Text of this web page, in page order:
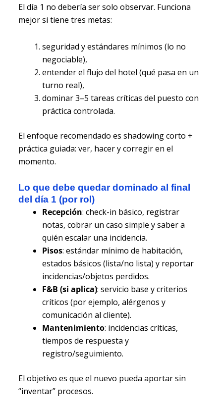
El día 1 no debería ser solo observar. Funciona
mejor si tiene tres metas:
seguridad y estándares mínimos (lo no
negociable),
entender el flujo del hotel (qué pasa en un
turno real),
dominar 3–5 tareas críticas del puesto con
práctica controlada.
El enfoque recomendado es shadowing corto +
práctica guiada: ver, hacer y corregir en el
momento.
Lo que debe quedar dominado al final
del día 1 (por rol)
Recepción: check-in básico, registrar
notas, cobrar un caso simple y saber a
quién escalar una incidencia.
Pisos: estándar mínimo de habitación,
estados básicos (lista/no lista) y reportar
incidencias/objetos perdidos.
F&B (si aplica): servicio base y criterios
críticos (por ejemplo, alérgenos y
comunicación al cliente).
Mantenimiento: incidencias críticas,
tiempos de respuesta y
registro/seguimiento.
El objetivo es que el nuevo pueda aportar sin
“inventar” procesos.